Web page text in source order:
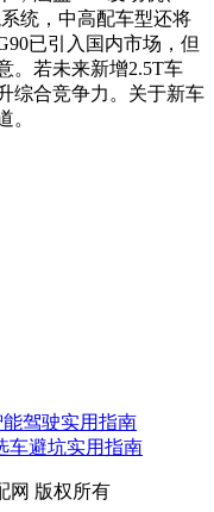
统，中高配车型还将
已引入国内市场，但
。若未来新增2.5T车
综合竞争力。关于新车
。
能驾驶实用指南
车避坑实用指南
网 版权所有